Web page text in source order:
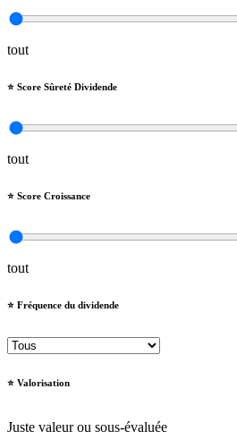
tout
⭐️ Score Sûreté Dividende
tout
⭐️ Score Croissance
tout
⭐️ Fréquence du dividende
⭐️ Valorisation
Juste valeur ou sous-évaluée